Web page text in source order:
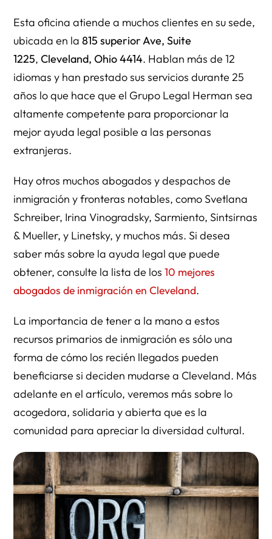
Esta oficina atiende a muchos clientes en su sede,
ubicada en la815 superior Ave, Suite
1225,Cleveland, Ohio 4414. Hablan más de 12
idiomas y han prestado sus servicios durante 25
años lo que hace que el Grupo Legal Herman sea
altamente competente para proporcionar la
mejor ayuda legal posible a las personas
extranjeras.
Hay otros muchos abogados y despachos de
inmigración y fronteras notables, como Svetlana
Schreiber, Irina Vinogradsky, Sarmiento, Sintsirnas
& Mueller, y Linetsky, y muchos más. Si desea
saber más sobre la ayuda legal que puede
obtener, consulte la lista de los10 mejores
abogados de inmigración en Cleveland.
La importancia de tener a la mano a estos
recursos primarios de inmigración es sólo una
forma de cómo los recién llegados pueden
beneficiarse si deciden mudarse a Cleveland. Más
adelante en el artículo, veremos más sobre lo
acogedora, solidaria y abierta que es la
comunidad para apreciar la diversidad cultural.